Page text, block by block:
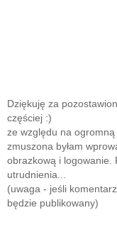
Dziękuję za
częściej :)
ze względu na
zmuszona byłam
obrazkową i logowanie.
utrudnienia...
(uwaga - jeśli
będzie publikowany)